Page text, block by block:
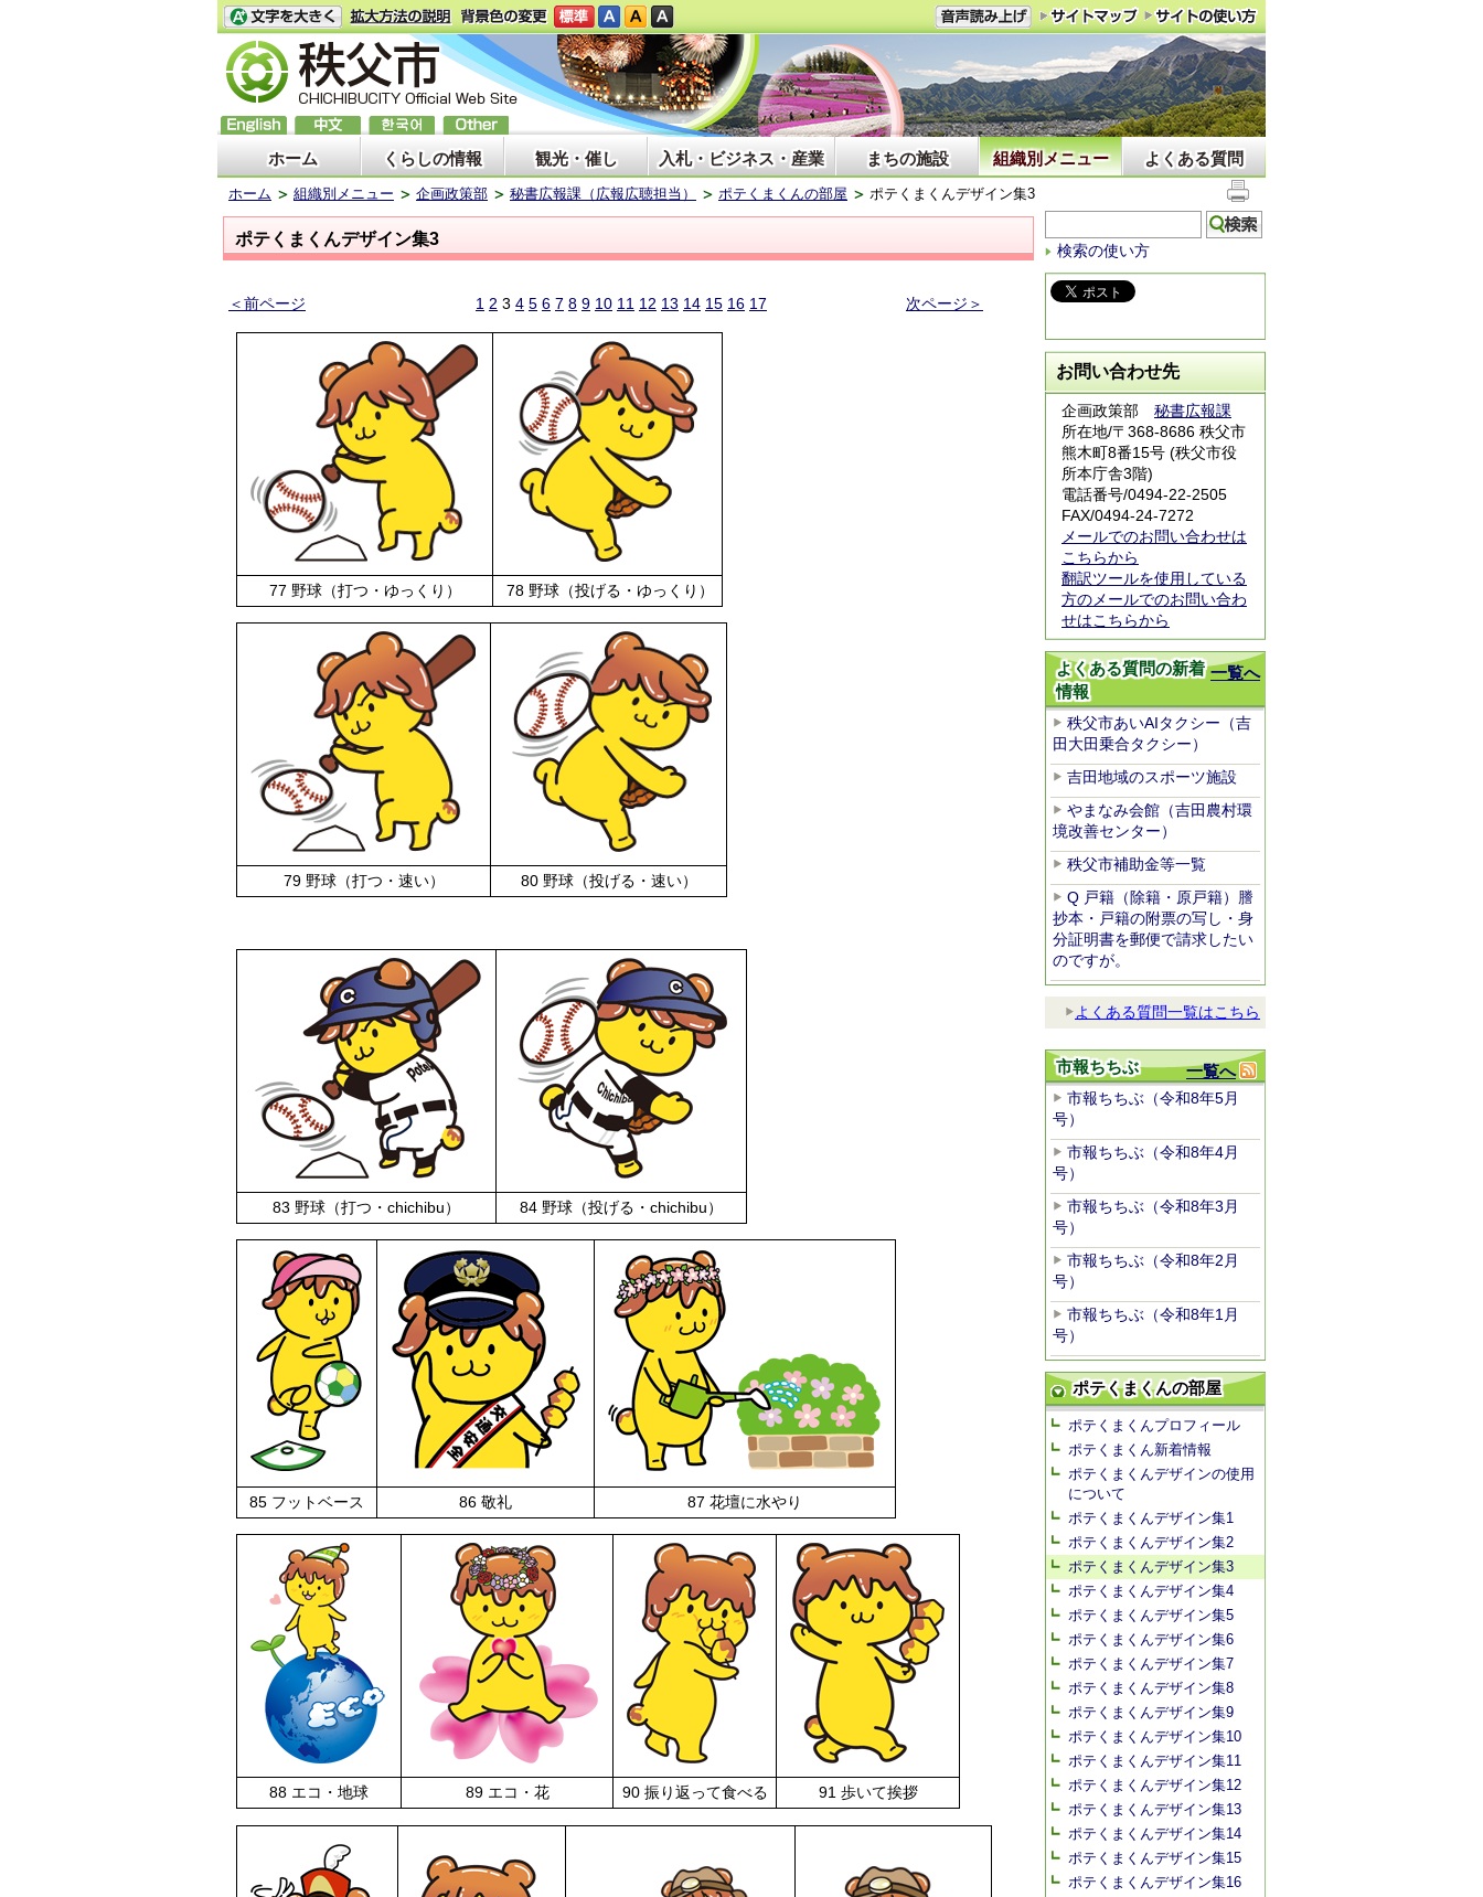
ホーム くらしの情報 観光・催し 入札・ビジネス・産業 まちの施設 組織別メニュー よくある質問
ホーム 組織別メニュー 企画政策部 秘書広報課（広報広聴担当） ポテくまくんの部屋 ポテくまくんデザイン集3
ポテくまくんデザイン集3
＜前ページ 1 2 3 4 5 6 7 8 9 10 11 12 13 14 15 16 17 次ページ＞
77 野球（打つ・ゆっくり） 78 野球（投げる・ゆっくり）
79 野球（打つ・速い） 80 野球（投げる・速い）
83 野球（打つ・chichibu） 84 野球（投げる・chichibu）
85 フットベース 86 敬礼 87 花壇に水やり
88 エコ・地球 89 エコ・花 90 振り返って食べる 91 歩いて挨拶
検索の使い方
お問い合わせ先
企画政策部 秘書広報課
所在地/〒368-8686 秩父市
熊木町8番15号 (秩父市役
所本庁舎3階)
電話番号/0494-22-2505
FAX/0494-24-7272
メールでのお問い合わせは
こちらから
翻訳ツールを使用している
方のメールでのお問い合わ
せはこちらから
一覧へ
よくある質問の新着
情報
秩父市あいAIタクシー（吉
田大田乗合タクシー）
吉田地域のスポーツ施設
やまなみ会館（吉田農村環
境改善センター）
秩父市補助金等一覧
Q 戸籍（除籍・原戸籍）謄
抄本・戸籍の附票の写し・身
分証明書を郵便で請求したい
のですが。
よくある質問一覧はこちら
一覧へ
市報ちちぶ
市報ちちぶ（令和8年5月
号）
市報ちちぶ（令和8年4月
号）
市報ちちぶ（令和8年3月
号）
市報ちちぶ（令和8年2月
号）
市報ちちぶ（令和8年1月
号）
ポテくまくんの部屋
ポテくまくんプロフィール
ポテくまくん新着情報
ポテくまくんデザインの使用
について
ポテくまくんデザイン集1
ポテくまくんデザイン集2
ポテくまくんデザイン集3
ポテくまくんデザイン集4
ポテくまくんデザイン集5
ポテくまくんデザイン集6
ポテくまくんデザイン集7
ポテくまくんデザイン集8
ポテくまくんデザイン集9
ポテくまくんデザイン集10
ポテくまくんデザイン集11
ポテくまくんデザイン集12
ポテくまくんデザイン集13
ポテくまくんデザイン集14
ポテくまくんデザイン集15
ポテくまくんデザイン集16